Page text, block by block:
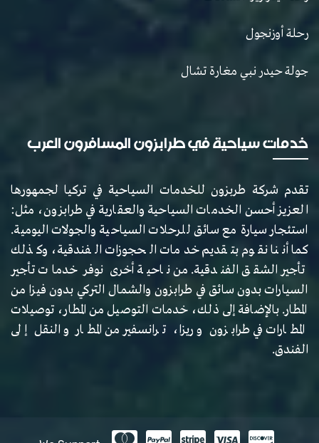
رحلة أوزنجول
جولة حيدر نبي مغارة تشال
خدمات سياحية في طرابزون المسافرون العرب
تقدم شركة طربزون للخدمات السياحية في تركيا لجمهورها
العزيز أحسن الخدمات السياحية والعقارية في طرابزون، مثل:
استئجار سيارة مع سائق للرحلات السياحية والجولات اليومية.
كما أننا نقوم بتقديم خدمات الحجوزات الفندقية، وكذلك
تأجير الشقق الفندقية. من ناحية أخرى نوفر خدمات تأجير
السيارات بدون سائق في طرابزون والشمال التركي بدون فيزا من
المطار. بالإضافة إلى ذلك، خدمات التوصيل من المطار، توصيلات
المطارات في طرابزون و ريزا، ترانسفير من المطار و النقل إلى
الفندق.